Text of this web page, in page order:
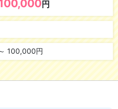
オプションバックあり
円
100,000円